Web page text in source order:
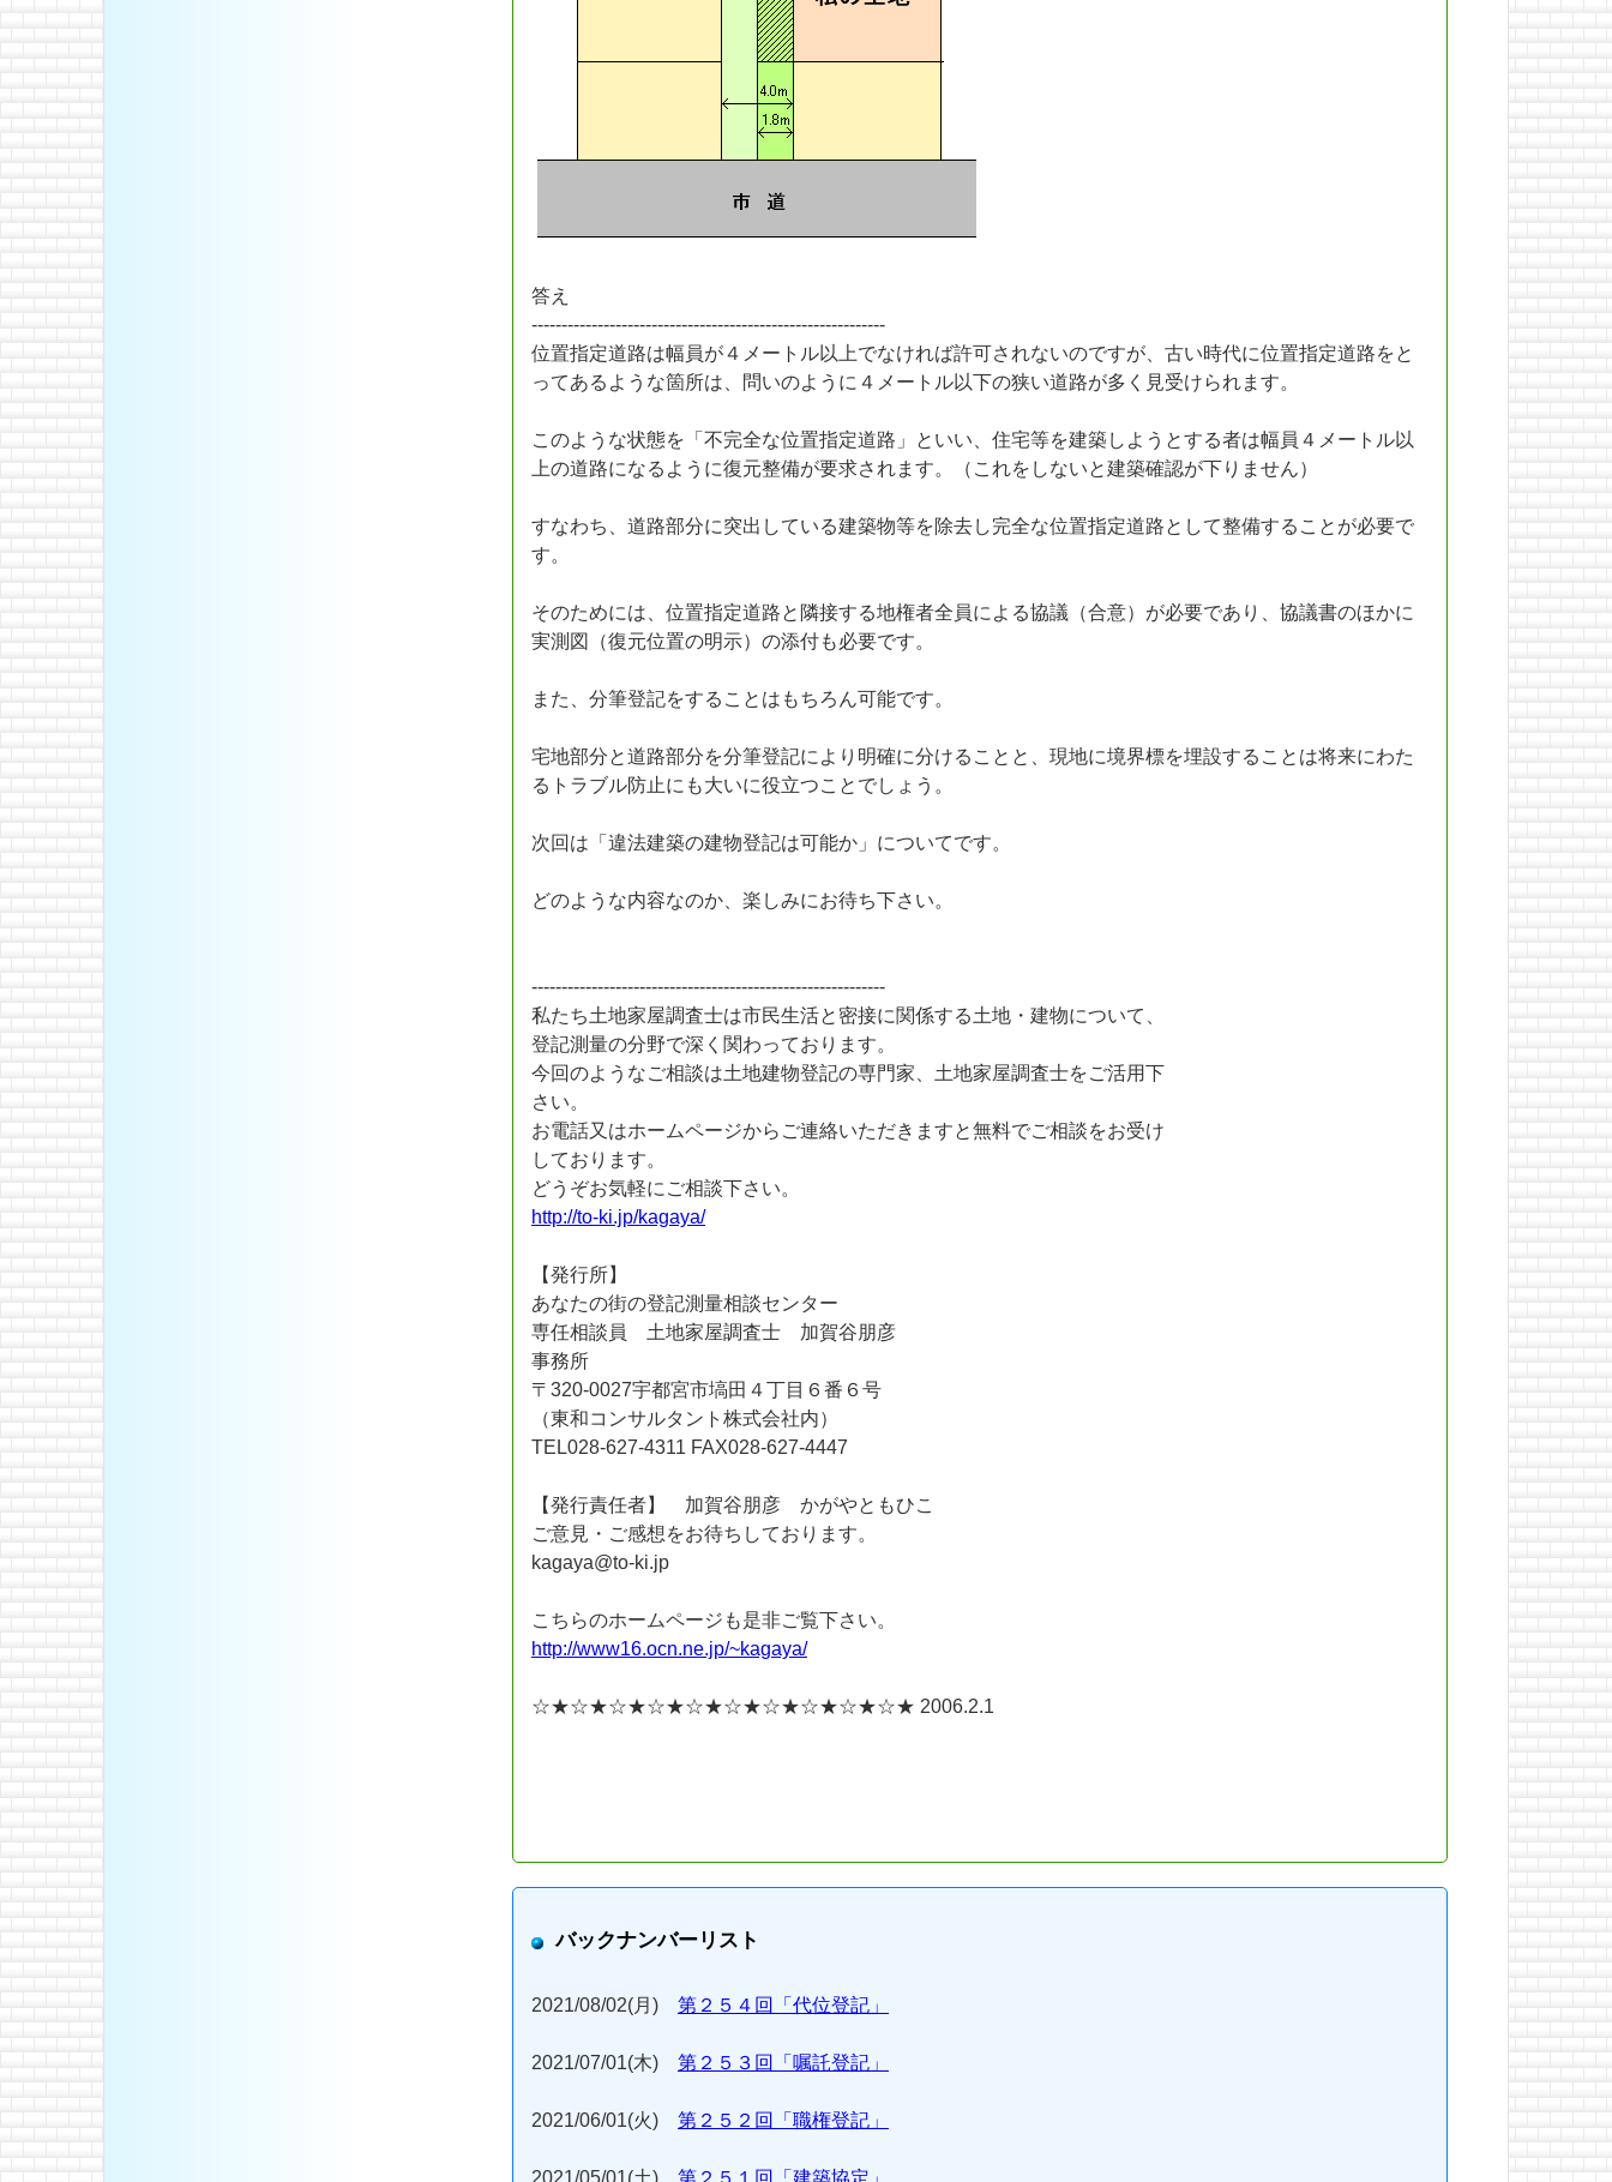
答え
-----------------------------------------------------------
位置指定道路は幅員が４メートル以上でなければ許可されないのですが、古い時代に位置指定道路をと
ってあるような箇所は、問いのように４メートル以下の狭い道路が多く見受けられます。
このような状態を「不完全な位置指定道路」といい、住宅等を建築しようとする者は幅員４メートル以
上の道路になるように復元整備が要求されます。（これをしないと建築確認が下りません）
すなわち、道路部分に突出している建築物等を除去し完全な位置指定道路として整備することが必要で
す。
そのためには、位置指定道路と隣接する地権者全員による協議（合意）が必要であり、協議書のほかに
実測図（復元位置の明示）の添付も必要です。
また、分筆登記をすることはもちろん可能です。
宅地部分と道路部分を分筆登記により明確に分けることと、現地に境界標を埋設することは将来にわた
るトラブル防止にも大いに役立つことでしょう。
次回は「違法建築の建物登記は可能か」についてです。
どのような内容なのか、楽しみにお待ち下さい。
-----------------------------------------------------------
私たち土地家屋調査士は市民生活と密接に関係する土地・建物について、
登記測量の分野で深く関わっております。
今回のようなご相談は土地建物登記の専門家、土地家屋調査士をご活用下
さい。
お電話又はホームページからご連絡いただきますと無料でご相談をお受け
しております。
どうぞお気軽にご相談下さい。
http://to-ki.jp/kagaya/
【発行所】
あなたの街の登記測量相談センター
専任相談員 土地家屋調査士 加賀谷朋彦
事務所
〒320-0027宇都宮市塙田４丁目６番６号
（東和コンサルタント株式会社内）
TEL028-627-4311 FAX028-627-4447
【発行責任者】 加賀谷朋彦 かがやともひこ
ご意見・ご感想をお待ちしております。
kagaya@to-ki.jp
こちらのホームページも是非ご覧下さい。
http://www16.ocn.ne.jp/~kagaya/
☆★☆★☆★☆★☆★☆★☆★☆★☆★☆★ 2006.2.1
バックナンバーリスト
2021/08/02(月)第２５４回「代位登記」
2021/07/01(木)第２５３回「嘱託登記」
2021/06/01(火)第２５２回「職権登記」